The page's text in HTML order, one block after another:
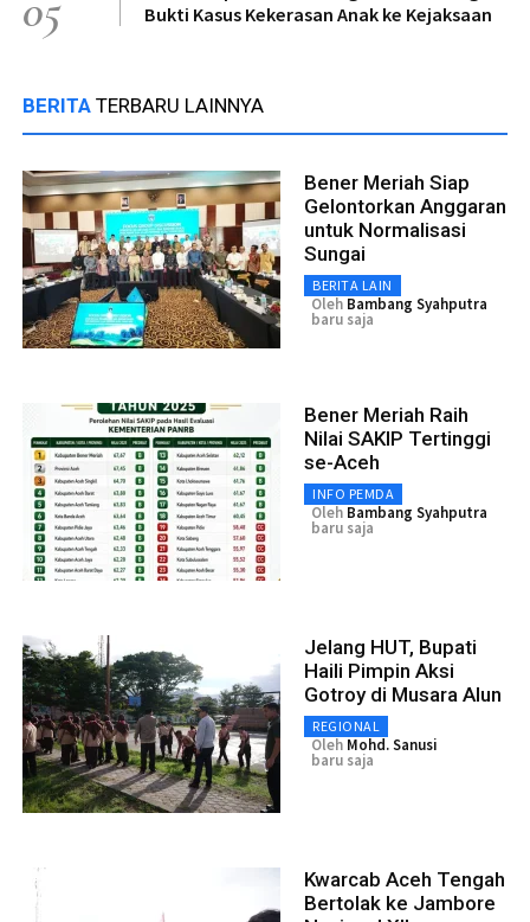
Bukti Kasus Kekerasan Anak ke Kejaksaan
BERITA TERBARU LAINNYA
Bener Meriah Siap
Gelontorkan Anggaran
untuk Normalisasi
Sungai
BERITA LAIN
Oleh Bambang Syahputra
baru saja
Bener Meriah Raih
Nilai SAKIP Tertinggi
se-Aceh
INFO PEMDA
Oleh Bambang Syahputra
baru saja
Jelang HUT, Bupati
Haili Pimpin Aksi
Gotroy di Musara Alun
REGIONAL
Oleh Mohd. Sanusi
baru saja
Kwarcab Aceh Tengah
Bertolak ke Jambore